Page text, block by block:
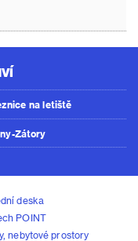
na letiště
Zátory
deska
POINT
nebytové prostory